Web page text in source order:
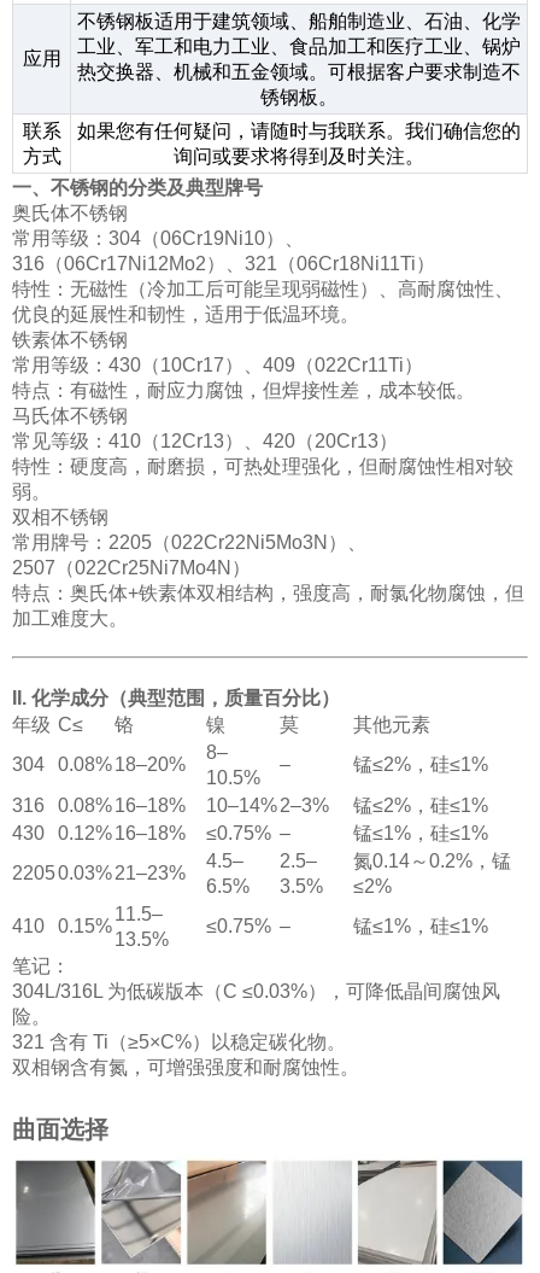
应用
不锈钢板适用于建筑领域、船舶制造业、石油、化学
工业、军工和电力工业、食品加工和医疗工业、锅炉
热交换器、机械和五金领域。可根据客户要求制造不
锈钢板。
联系
方式
如果您有任何疑问，请随时与我联系。我们确信您的
询问或要求将得到及时关注。
一、不锈钢的分类及典型牌号
奥氏体不锈钢
常用等级：304（06Cr19Ni10）、
316（06Cr17Ni12Mo2）、321（06Cr18Ni11Ti）
特性：无磁性（冷加工后可能呈现弱磁性）、高耐腐蚀性、
优良的延展性和韧性，适用于低温环境。
铁素体不锈钢
常用等级：430（10Cr17）、409（022Cr11Ti）
特点：有磁性，耐应力腐蚀，但焊接性差，成本较低。
马氏体不锈钢
常见等级：410（12Cr13）、420（20Cr13）
特性：硬度高，耐磨损，可热处理强化，但耐腐蚀性相对较
弱。
双相不锈钢
常用牌号：2205（022Cr22Ni5Mo3N）、
2507（022Cr25Ni7Mo4N）
特点：奥氏体+铁素体双相结构，强度高，耐氯化物腐蚀，但
加工难度大。
II. 化学成分（典型范围，质量百分比）
年级 C≤ 铬 镍 莫
其他元素
304
0.08%18–20%
8–
10.5%
–
锰≤2%，硅≤1%
316
0.08%16–18% 10–14%2–3%
锰≤2%，硅≤1%
430
0.12%16–18% ≤0.75% –
锰≤1%，硅≤1%
22050.03%21–23%
4.5–
6.5%
2.5–
3.5%
氮0.14～0.2%，锰
≤2%
410
0.15%
11.5–
13.5%
≤0.75% –
锰≤1%，硅≤1%
笔记：
304L/316L 为低碳版本（C ≤0.03%），可降低晶间腐蚀风
险。
321 含有 Ti（≥5×C%）以稳定碳化物。
双相钢含有氮，可增强强度和耐腐蚀性。
曲面选择